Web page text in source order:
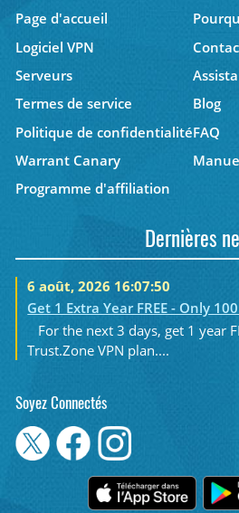
Page d'accueil
Logiciel VPN
Serveurs
Termes de service
Blog
Politique de confidentialitéFAQ
Warrant Canary
Programme d'affiliation
Dernières
6 août, 2026 16:07:50
Get 1 Extra Year FREE - Only
For the next 3 days, get 1 year
Trust.Zone VPN plan....
Soyez Connectés